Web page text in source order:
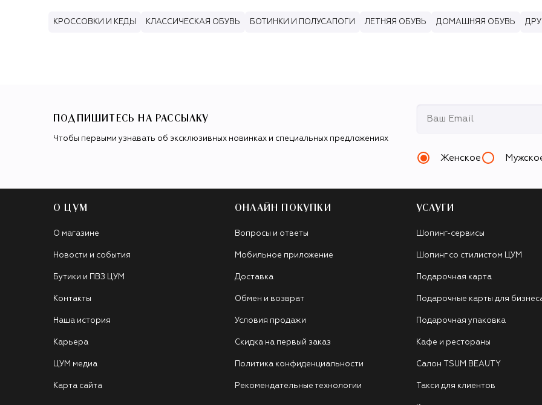
КРОССОВКИ И КЕДЫ КЛАССИЧЕСКАЯ ОБУВЬ БОТИНКИ И ПОЛУСАПОГИ ЛЕТНЯЯ ОБУВЬ ДОМАШНЯЯ ОБУВЬ
ПОДПИШИТЕСЬ НА РАССЫЛКУ
Чтобы первыми узнавать об эксклюзивных новинках и специальных предложениях
Женское
О ЦУМ
О магазине
Новости и события
Бутики и ПВЗ ЦУМ
Контакты
Наша история
Карьера
ЦУМ медиа
Карта сайта
ОНЛАЙН ПОКУПКИ
Вопросы и ответы
Мобильное приложение
Доставка
Обмен и возврат
Условия продажи
Скидка на первый заказ
Политика конфиденциальности
Рекомендательные технологии
УСЛУГИ
Шопинг-сервисы
Шопинг со стилистом ЦУМ
Подарочная карта
Подарочные карты для
Подарочная упаковка
Кафе и рестораны
Салон TSUM BEAUTY
Такси для клиентов